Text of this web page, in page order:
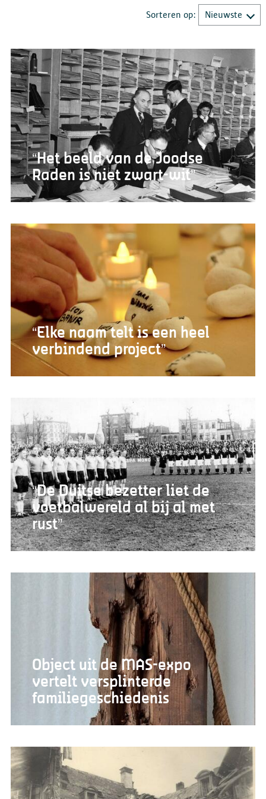
Sorteren op:
“Het beeld van de Joodse
Raden is niet zwart-wit”
“Elke naam telt is een heel
verbindend project”
“De Duitse bezetter liet de
voetbalwereld al bij al met
rust”
Object uit de MAS-expo
vertelt versplinterde
familiegeschiedenis